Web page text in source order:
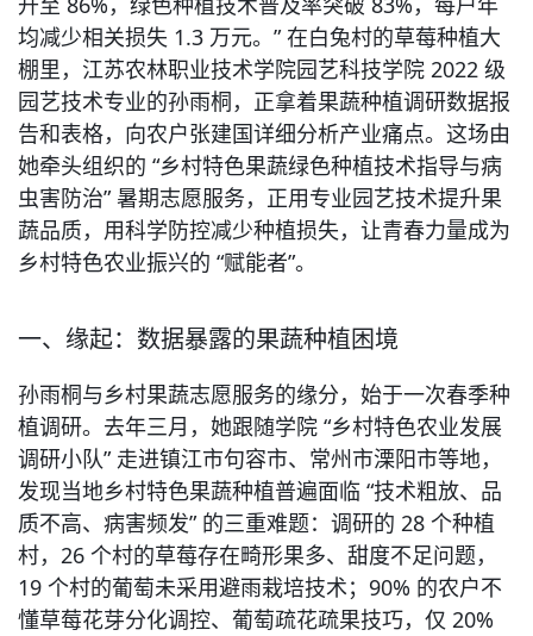
均减少相关损失 1.3 万元。” 在白兔村的草莓种植大
棚里，江苏农林职业技术学院园艺科技学院 2022 级
园艺技术专业的孙雨桐，正拿着果蔬种植调研数据报
告和表格，向农户张建国详细分析产业痛点。这场由
她牵头组织的 “乡村特色果蔬绿色种植技术指导与病
虫害防治” 暑期志愿服务，正用专业园艺技术提升果
蔬品质，用科学防控减少种植损失，让青春力量成为
乡村特色农业振兴的 “赋能者”。
一、缘起：数据暴露的果蔬种植困境
孙雨桐与乡村果蔬志愿服务的缘分，始于一次春季种
植调研。去年三月，她跟随学院 “乡村特色农业发展
调研小队” 走进镇江市句容市、常州市溧阳市等地，
发现当地乡村特色果蔬种植普遍面临 “技术粗放、品
质不高、病害频发” 的三重难题：调研的 28 个种植
村，26 个村的草莓存在畸形果多、甜度不足问题，
19 个村的葡萄未采用避雨栽培技术；90% 的农户不
懂草莓花芽分化调控、葡萄疏花疏果技巧，仅 20%